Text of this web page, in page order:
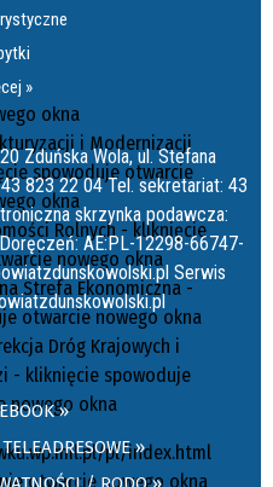
»
Zduńska Wola, ul. Stefana
823 22 04 Tel. sekretariat: 43
skrzynka podawcza:
AE:PL-12298-66747-
Serwis
»
»